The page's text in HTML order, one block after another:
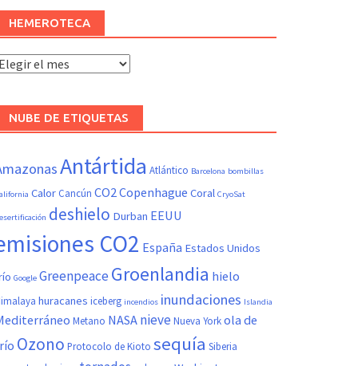
HEMEROTECA
Hemeroteca
NUBE DE ETIQUETAS
Antártida Atlántico Barcelona bombillas
Calor Cancún CO2Copenhague Coral CryoSat
deshielo Durban EEUU
CO2 España Estados Unidos
Google GreenpeaceGroenlandia hielo
huracanes iceberg incendios inundaciones Islandia
Metano NASA nieveNueva Yorkola de
Ozono Protocolo de Kioto sequía Siberia